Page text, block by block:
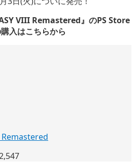
VIII Remastered』のPS Store
入はこちらから
Remastered